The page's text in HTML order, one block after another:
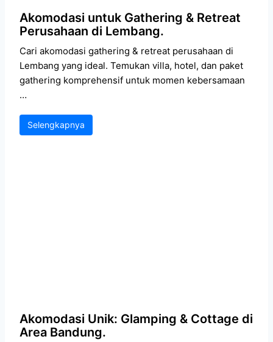
Akomodasi untuk Gathering & Retreat
Perusahaan di Lembang.
Cari akomodasi gathering & retreat perusahaan di
Lembang yang ideal. Temukan villa, hotel, dan paket
gathering komprehensif untuk momen kebersamaan
…
Selengkapnya
Akomodasi Unik: Glamping & Cottage di
Area Bandung.